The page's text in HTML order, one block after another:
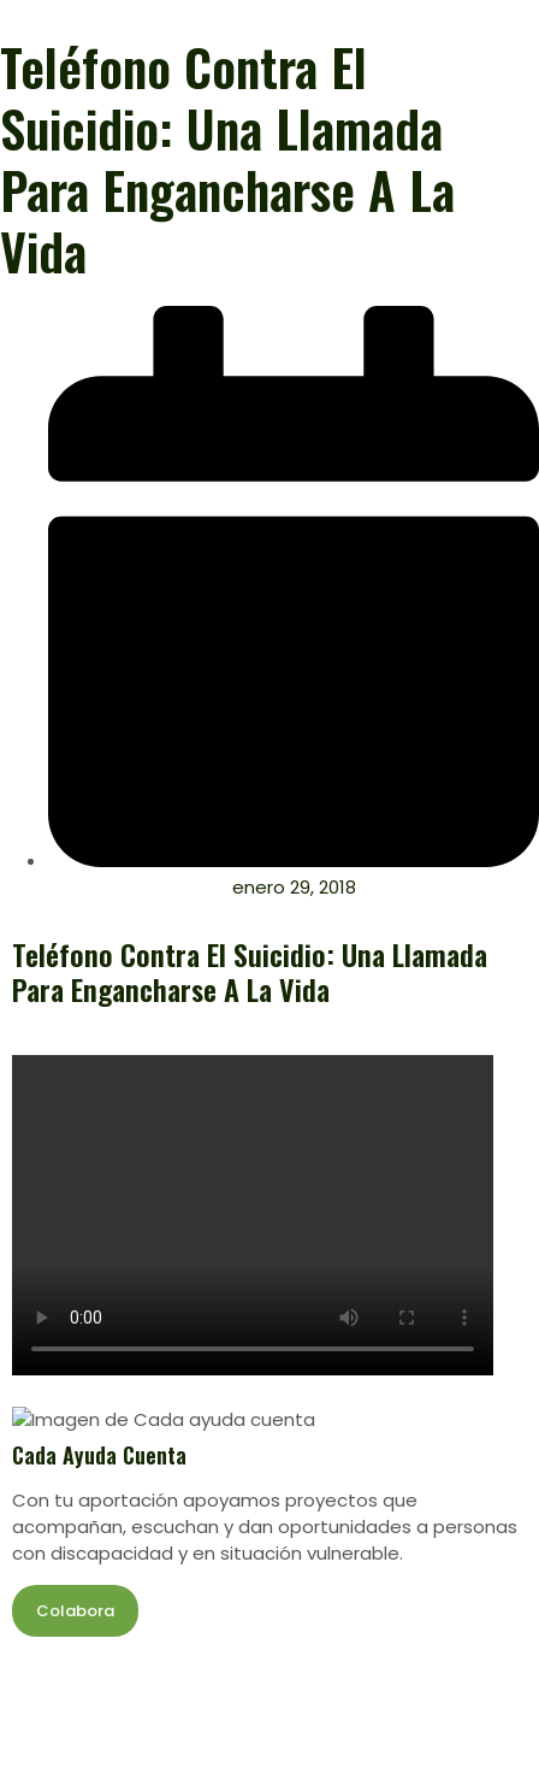
Teléfono Contra El
Suicidio: Una Llamada
Para Engancharse A La
Vida
enero 29, 2018
Teléfono Contra El Suicidio: Una Llamada
Para Engancharse A La Vida
Cada Ayuda Cuenta
Con tu aportación apoyamos proyectos que
acompañan, escuchan y dan oportunidades a personas
con discapacidad y en situación vulnerable.
Colabora